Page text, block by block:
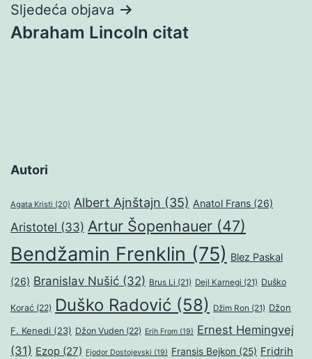
Sljedeća objava
Abraham Lincoln citat
Autori
Agata Kristi (20) Albert Ajnštajn (35) Anatol Frans (26)
Aristotel (33) Artur Šopenhauer (47)
Bendžamin Frenklin (75) Blez Paskal
(26) Branislav Nušić (32) Brus Li (21) Dejl Karnegi (21) Duško
Korać (22) Duško Radović (58) Džim Ron (21) Džon
F. Kenedi (23) Džon Vuden (22) Erih From (19) Ernest Hemingvej
(31) Ezop (27) Fjodor Dostojevski (19) Fransis Bejkon (25) Fridrih